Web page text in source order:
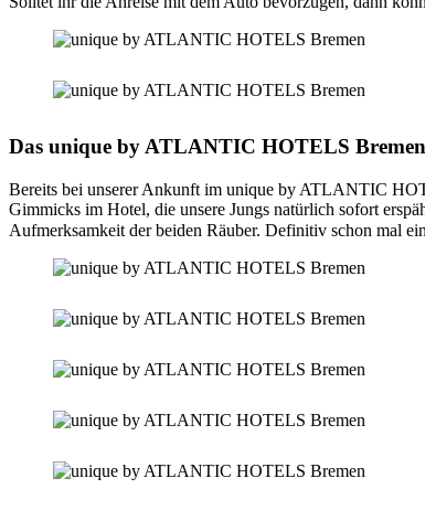
Das unique by ATLANTIC HOTELS Bremen
Bereits bei unserer Ankunft im unique by ATLANTIC
Gimmicks im Hotel, die unsere Jungs natürlich sofort
Aufmerksamkeit der beiden Räuber. Definitiv schon mal